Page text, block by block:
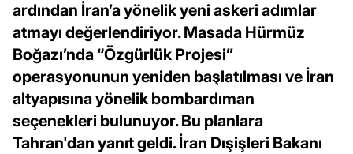
ardından İran’a yönelik yeni askeri adımlar
atmayı değerlendiriyor. Masada Hürmüz
Boğazı’nda “Özgürlük Projesi”
operasyonunun yeniden başlatılması ve İran
altyapısına yönelik bombardıman
seçenekleri bulunuyor. Bu planlara
Tahran'dan yanıt geldi. İran Dışişleri Bakanı